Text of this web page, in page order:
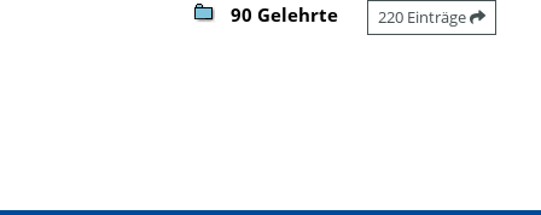
90 Gelehrte 220 Einträge